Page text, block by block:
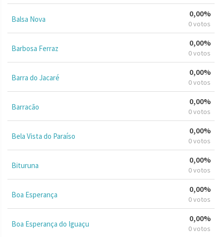
Balsa Nova
0,00%
0 votos
Barbosa Ferraz
0,00%
0 votos
Barra do Jacaré
0,00%
0 votos
Barracão
0,00%
0 votos
Bela Vista do Paraíso
0,00%
0 votos
Bituruna
0,00%
0 votos
Boa Esperança
0,00%
0 votos
Boa Esperança do Iguaçu
0,00%
0 votos